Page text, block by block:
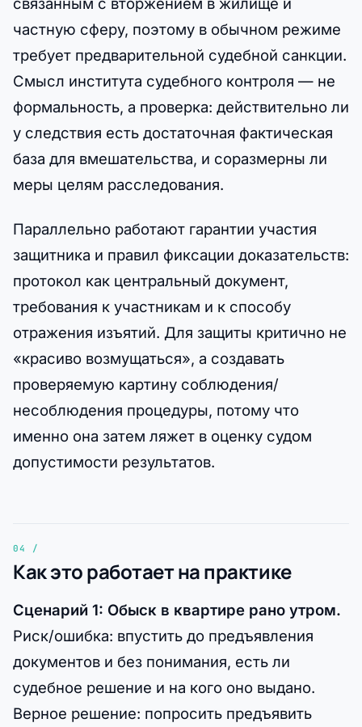
частную сферу, поэтому в обычном режиме
требует предварительной судебной санкции.
Смысл института судебного контроля — не
формальность, а проверка: действительно ли
у следствия есть достаточная фактическая
база для вмешательства, и соразмерны ли
меры целям расследования.
Параллельно работают гарантии участия
защитника и правил фиксации доказательств:
протокол как центральный документ,
требования к участникам и к способу
отражения изъятий. Для защиты критично не
«красиво возмущаться», а создавать
проверяемую картину соблюдения/
несоблюдения процедуры, потому что
именно она затем ляжет в оценку судом
допустимости результатов.
Как это работает на практике
Сценарий 1: Обыск в квартире рано утром.
Риск/ошибка: впустить до предъявления
документов и без понимания, есть ли
судебное решение и на кого оно выдано.
Верное решение: попросить предъявить